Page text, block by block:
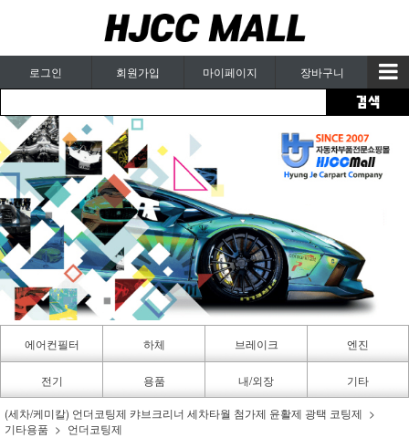
로그인 회원가입 마이페이지 장바구니
에어컨필터
카페인트
하체 브레이크 엔진
전기 용품 내/외장 기타
(세차/케미칼) 언더코팅제 캬브크리너 세차타월 첨가제 윤활제 광택 코팅제
기타용품
언더코팅제